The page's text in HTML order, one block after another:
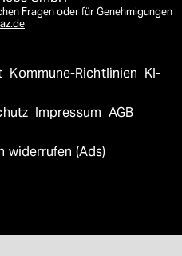
Fragen oder für Genehmigungen
Kommune-Richtlinien KI-
Impressum AGB
widerrufen (Ads)